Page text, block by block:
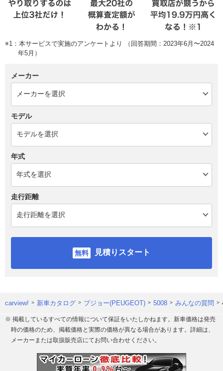
※1：本サービスで実施のアンケートより （回答期間：2023年6月〜2024
年5月）
メーカー
モデル
年式
走行距離
見積りスタート
carview! 新車カタログ プジョー(PEUGEOT) 5008 みんなの質問
※ 掲載しているすべての情報について保証をいたしかねます。新車価格は発売
時の価格のため、掲載価格と実際の価格が異なる場合があります。詳細は、
メーカーまたは取扱販売店にてお問い合わせください。